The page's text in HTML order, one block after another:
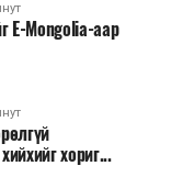
бусад кино,
урамшуулал.
2026 оны
мөрдөнө. Харин
горимд
E-Mongolia-аар
хориг...